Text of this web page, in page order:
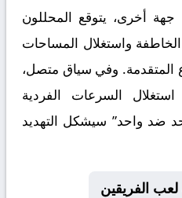
أخرى، يتوقع المحللون
واستغلال المساحات
المتقدمة. وفي سياق متصل،
السرعات الفردية
ضد واحد” سيشكل التهديد
الفريقين